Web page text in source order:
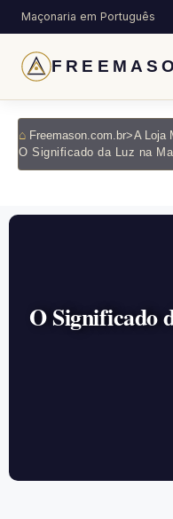
Maçonaria em Português
Freemason.com.br>A Loja
O Significado da Luz na
O Significado